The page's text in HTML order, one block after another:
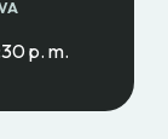
p. m.